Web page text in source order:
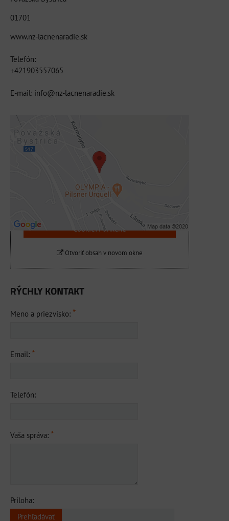
01701
www.nz-lacnenaradie.sk
Telefón:
+421903557065
E-mail: info@nz-lacnenaradie.sk
Externý obsah je blokovaný Voľbami
súkromia
Prajete si načítať externý obsah?
Povoliť tentokrát
Povoliť a zapamätať - súhlas s druhom
cookie: Funkčné
Otvoriť obsah v novom okne
RÝCHLY KONTAKT
Meno a priezvisko: *
Email: *
Telefón:
Vaša správa: *
Príloha: